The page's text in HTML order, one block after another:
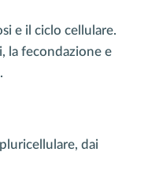
e il ciclo cellulare.
la fecondazione e
dai